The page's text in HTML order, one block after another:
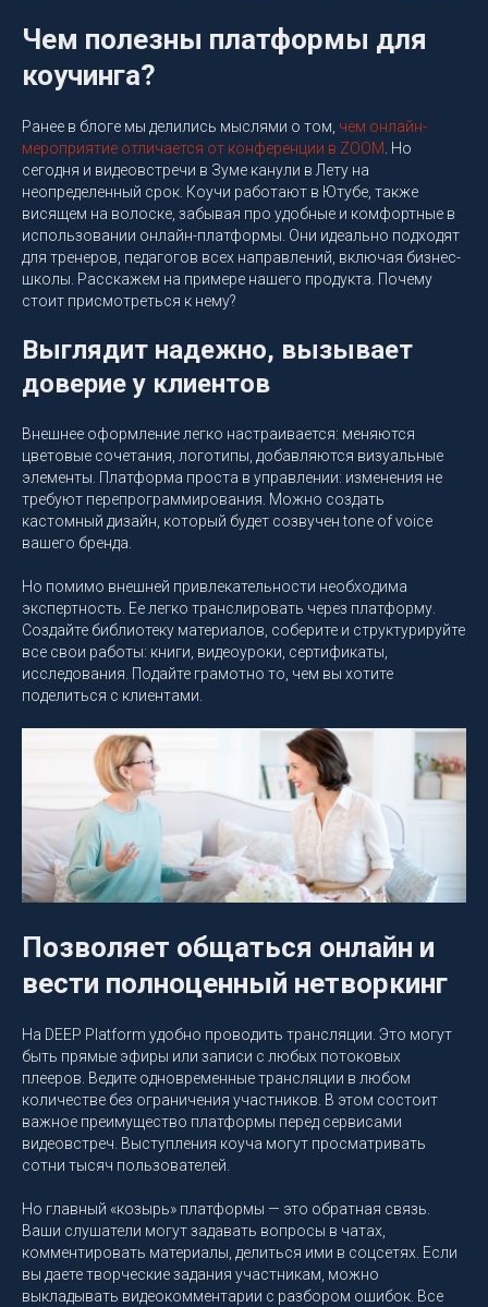
Чем полезны платформы для
коучинга?
Ранее в блоге мы делились мыслями о том, чем онлайн-
мероприятие отличается от конференции в ZOOM . Но
сегодня и видеовстречи в Зуме канули в Лету на
неопределенный срок. Коучи работают в Ютубе, также
висящем на волоске, забывая про удобные и комфортные в
использовании онлайн-платформы. Они идеально подходят
для тренеров, педагогов всех направлений, включая бизнес-
школы. Расскажем на примере нашего продукта. Почему
стоит присмотреться к нему?
Выглядит надежно, вызывает
доверие у клиентов
Внешнее оформление легко настраивается: меняются
цветовые сочетания, логотипы, добавляются визуальные
элементы. Платформа проста в управлении: изменения не
требуют перепрограммирования. Можно создать
кастомный дизайн, который будет созвучен tone of voice
вашего бренда.
Но помимо внешней привлекательности необходима
экспертность. Ее легко транслировать через платформу.
Создайте библиотеку материалов, соберите и структурируйте
все свои работы: книги, видеоуроки, сертификаты,
исследования. Подайте грамотно то, чем вы хотите
поделиться с клиентами.
Позволяет общаться онлайн и
вести полноценный нетворкинг
На DEEP Platform удобно проводить трансляции. Это могут
быть прямые эфиры или записи с любых потоковых
плееров. Ведите одновременные трансляции в любом
количестве без ограничения участников. В этом состоит
важное преимущество платформы перед сервисами
видеовстреч. Выступления коуча могут просматривать
сотни тысяч пользователей.
Но главный «козырь» платформы — это обратная связь.
Ваши слушатели могут задавать вопросы в чатах,
комментировать материалы, делиться ими в соцсетях. Если
вы даете творческие задания участникам, можно
выкладывать видеокомментарии с разбором ошибок. Все